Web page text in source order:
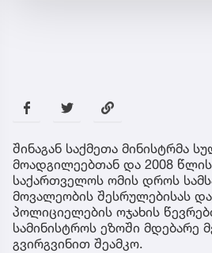
შინაგან საქმეთა მინისტრმა
მოადგილეებთან და 2008
საქართველოს ომის დროს
მოვალეობის შესრულებისას
პოლიციელების ოჯახის
სამინისტროს ეზოში მდებარე
გვირგვინით შეამკო.